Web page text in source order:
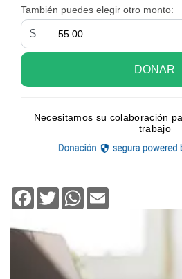
Facebook
TwitterWhatsApp